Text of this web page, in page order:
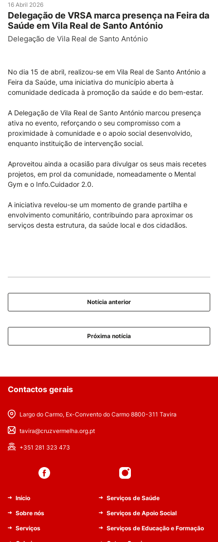
16 Abril 2026
Delegação de VRSA marca presença na Feira da
Saúde em Vila Real de Santo António
Delegação de Vila Real de Santo António
No dia 15 de abril, realizou-se em Vila Real de Santo António a
Feira da Saúde, uma iniciativa do município aberta à
comunidade dedicada à promoção da saúde e do bem-estar.
A Delegação de Vila Real de Santo António marcou presença
ativa no evento, reforçando o seu compromisso com a
proximidade à comunidade e o apoio social desenvolvido,
enquanto instituição de intervenção social.
Aproveitou ainda a ocasião para divulgar os seus mais recetes
projetos, em prol da comunidade, nomeadamente o Mental
Gym e o Info.Cuidador 2.0.
A iniciativa revelou-se um momento de grande partilha e
envolvimento comunitário, contribuindo para aproximar os
serviços desta estrutura, da saúde local e dos cidadãos.
Notícia anterior
Próxima notícia
Contactos gerais
Largo do Carmo, Ex-Convento do Carmo 8800-311 Tavira
tavira@cruzvermelha.org.pt
+351 281 323 473
Início
Sobre nós
Serviços
Serviços de Saúde
Serviços de Apoio Social
Serviços de Educação e Formação